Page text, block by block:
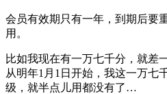
会员有效期只有一年，到期后要
用。
比如我现在有一万七千分，就差
从明年1月1日开始，我这一万七
级，就半点儿用都没有了…